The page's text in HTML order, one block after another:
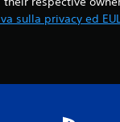
sulla privacy ed